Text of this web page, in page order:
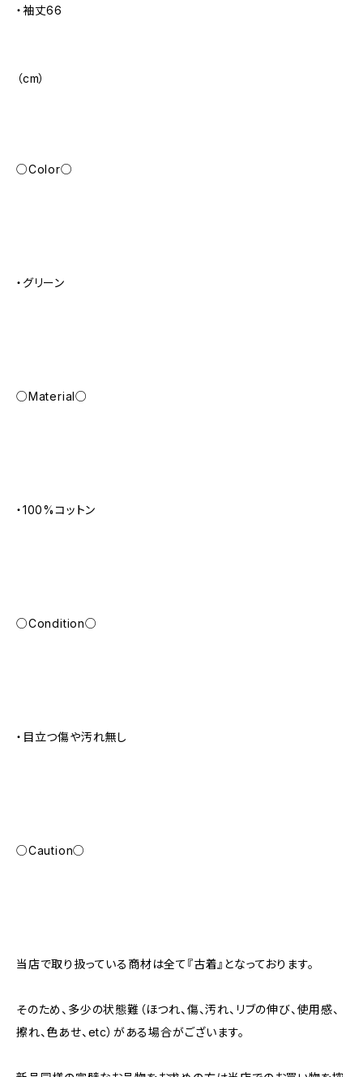
・袖丈66
（cm）
○Color○
・グリーン
○Material○
・100%コットン
○Condition○
・目立つ傷や汚れ無し
○Caution○
当店で取り扱っている商材は全て『古着』となっております。
そのため、多少の状態難（ほつれ、傷、汚れ、リブの伸び、使用感、
擦れ、色あせ、etc）がある場合がございます。